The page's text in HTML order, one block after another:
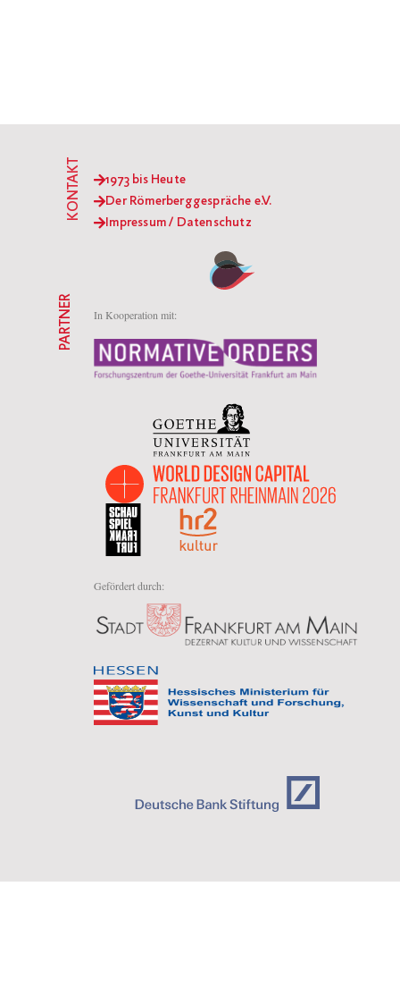
1973 bis Heute
Der Römerberggespräche e.V.
Impressum / Datenschutz
KONTAKT
In Kooperation mit:
Gefördert durch:
PARTNER